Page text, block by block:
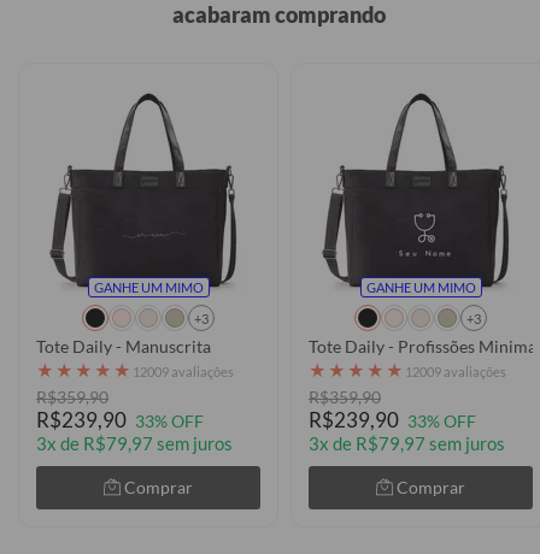
acabaram comprando
GANHE UM MIMO
+3
Tote Daily - Manuscrita
★ ★ ★ ★ ★ 12009 avaliações
R$359,90
R$239,90 33% OFF
3x de R$79,97 sem juros
Comprar
GANHE UM MIMO
+3
Tote Daily - Profissões
★ ★ ★ ★ ★ 12009 avaliações
R$359,90
R$239,90 33% OFF
3x de R$79,97 sem juros
Comprar